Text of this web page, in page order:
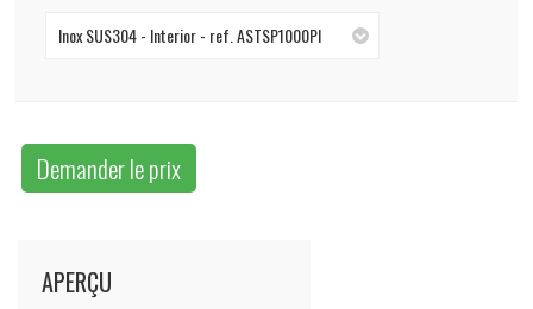
Inox SUS304 - Interior - ref. ASTSP1000PI
Demander le prix
APERÇU